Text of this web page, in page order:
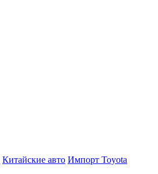
Китайские авто Импорт Toyota